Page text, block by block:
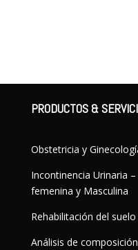
PRODUCTOS &
Obstetricia y
Incontinencia Urinaria
femenina y Masculina
Rehabilitación del
Análisis de